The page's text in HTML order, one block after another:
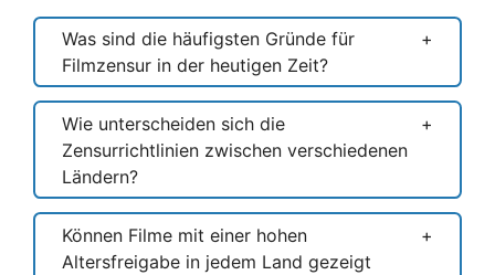
Was sind die häufigsten Gründe für
Filmzensur in der heutigen Zeit?
Wie unterscheiden sich die
Zensurrichtlinien zwischen verschiedenen
Ländern?
Können Filme mit einer hohen
Altersfreigabe in jedem Land gezeigt